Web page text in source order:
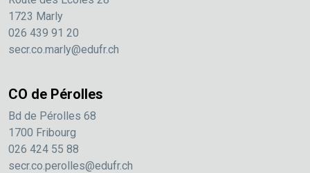
1723 Marly
026 439 91 20
secr.co.marly@edufr.ch
CO de Pérolles
Bd de Pérolles 68
1700 Fribourg
026 424 55 88
secr.co.perolles@edufr.ch